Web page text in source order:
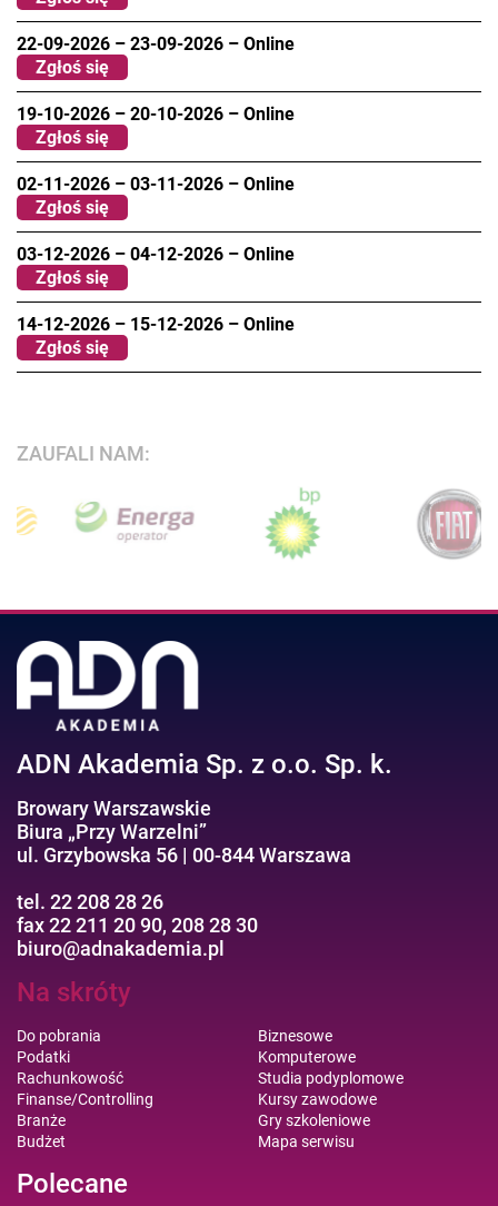
22-09-2026 – 23-09-2026 – Online
Zgłoś się
19-10-2026 – 20-10-2026 – Online
Zgłoś się
02-11-2026 – 03-11-2026 – Online
Zgłoś się
03-12-2026 – 04-12-2026 – Online
Zgłoś się
14-12-2026 – 15-12-2026 – Online
Zgłoś się
ZAUFALI NAM:
ADN Akademia Sp. z o.o. Sp. k.
Browary Warszawskie
Biura „Przy Warzelni”
ul. Grzybowska 56 | 00-844 Warszawa
tel. 22 208 28 26
fax 22 211 20 90, 208 28 30
biuro@adnakademia.pl
Na skróty
Do pobrania
Podatki
Rachunkowość
Finanse/Controlling
Branże
Budżet
Biznesowe
Komputerowe
Studia podyplomowe
Kursy zawodowe
Gry szkoleniowe
Mapa serwisu
Polecane